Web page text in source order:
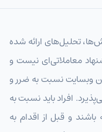
تحلیل‌های ارائه شده
معاملاتی‌ای نیست و
وبسایت نسبت به ضرر و
افراد باید نسبت به
و قبل از اقدام به